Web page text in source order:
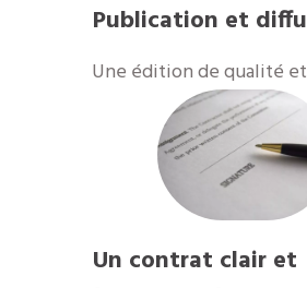
Publication et
​Une édition de qualité
Un contrat clair et